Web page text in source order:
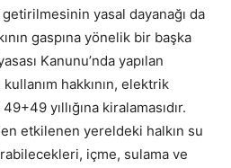
yasal dayanağı da
gaspına yönelik bir başka
Kanunu’nda yapılan
hakkının, elektrik
yıllığına kiralamasıdır.
etkilenen yereldeki halkın su
içme, sulama ve